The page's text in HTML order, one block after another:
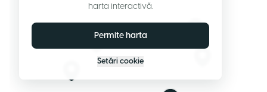
harta interactivă.
Permite harta
Setări cookie